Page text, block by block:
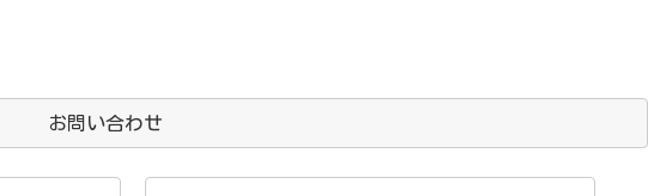
お問い合わせ